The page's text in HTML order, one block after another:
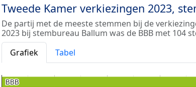
Tweede Kamer verkiezingen 2023,
De partij met de meeste stemmen bij de
2023 bij stembureau Ballum was de BBB met 104
Grafiek
Tabel
BBB
BBB